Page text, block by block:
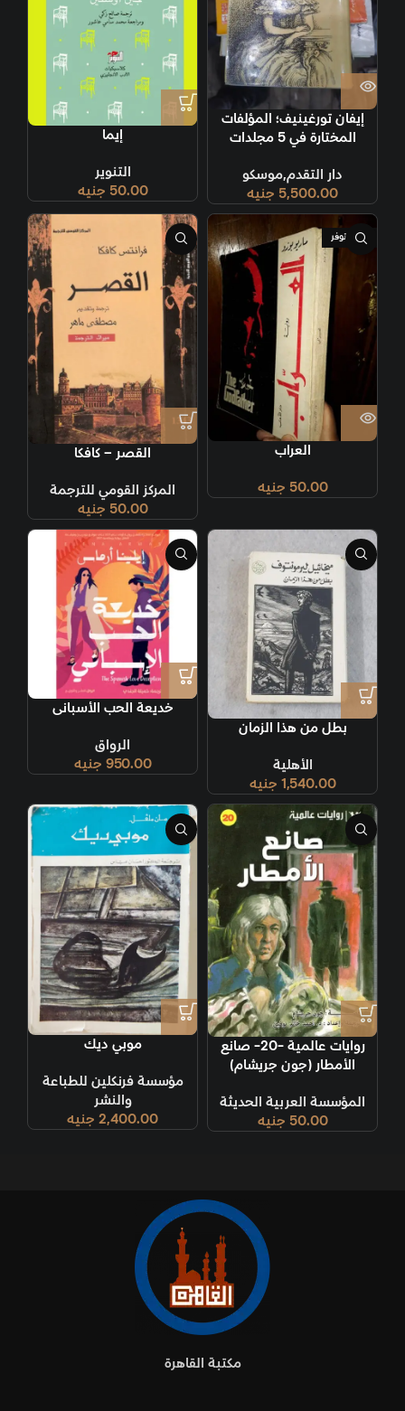
إيفان تورغينيف؛ المؤلفات
المختارة في 5 مجلدات
دار التقدم,موسكو
5,500.00 جنيه
إيما
التنوير
50.00 جنيه
غير متوفر
العراب
50.00 جنيه
القصر – كافكا
المركز القومي للترجمة
50.00 جنيه
بطل من هذا الزمان
الأهلية
1,540.00 جنيه
خديعة الحب الأسبانى
الرواق
950.00 جنيه
روايات عالمية -20- صانع
الأمطار (جون جريشام)
المؤسسة العربية الحديثة
50.00 جنيه
موبي ديك
مؤسسة فرنكلين للطباعة
والنشر
2,400.00 جنيه
مكتبة القاهرة